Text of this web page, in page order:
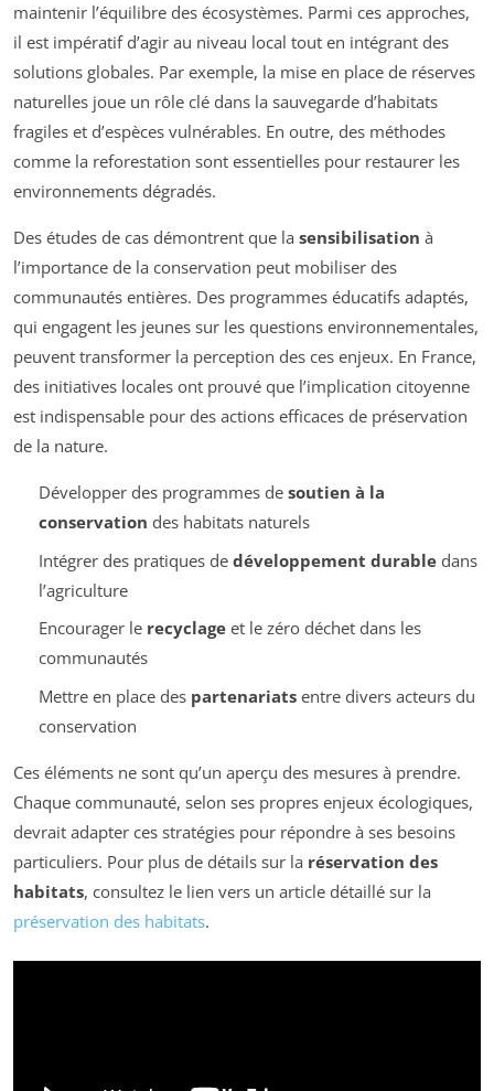
maintenir l’équilibre des écosystèmes. Parmi ces approches,
il est impératif d’agir au niveau local tout en intégrant des
solutions globales. Par exemple, la mise en place de réserves
naturelles joue un rôle clé dans la sauvegarde d’habitats
fragiles et d’espèces vulnérables. En outre, des méthodes
comme la reforestation sont essentielles pour restaurer les
environnements dégradés.
Des études de cas démontrent que la sensibilisation à
l’importance de la conservation peut mobiliser des
communautés entières. Des programmes éducatifs adaptés,
qui engagent les jeunes sur les questions environnementales,
peuvent transformer la perception des ces enjeux. En France,
des initiatives locales ont prouvé que l’implication citoyenne
est indispensable pour des actions efficaces de préservation
de la nature.
Développer des programmes de soutien à la
conservation des habitats naturels
Intégrer des pratiques de développement durabledans
l’agriculture
Encourager le recyclageet le zéro déchet dans les
communautés
Mettre en place des partenariatsentre divers acteurs du
conservation
Ces éléments ne sont qu’un aperçu des mesures à prendre.
Chaque communauté, selon ses propres enjeux écologiques,
devrait adapter ces stratégies pour répondre à ses besoins
particuliers. Pour plus de détails sur la réservation des
habitats, consultez le lien vers un article détaillé sur la
préservation des habitats.